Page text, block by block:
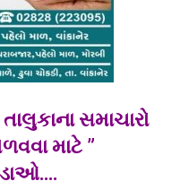
સમાચારો
માટે ”